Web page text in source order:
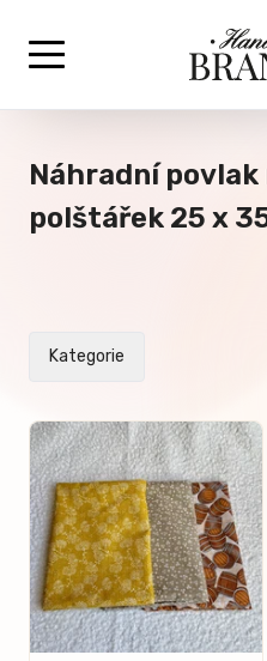
Náhradní
polštářek 25 x
Kategorie